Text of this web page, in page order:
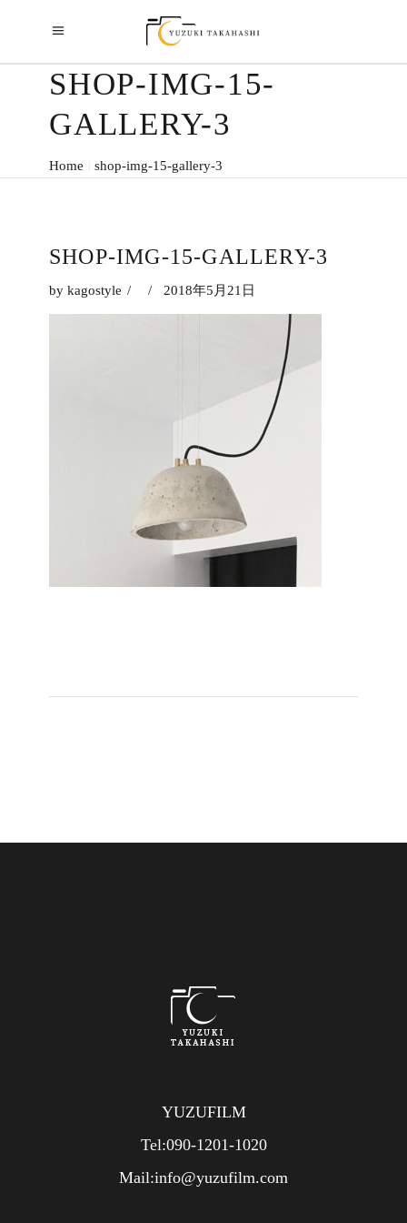
SHOP-IMG-15-
GALLERY-3
Home shop-img-15-gallery-3
SHOP-IMG-15-GALLERY-3
by kagostyle 2018年5月21日
YUZUFILM
Tel:090-1201-1020
Mail:info@yuzufilm.com